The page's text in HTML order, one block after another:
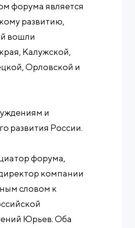
форума является
развитию,
вошли
Калужской,
Орловской и
и
развития России.
форума,
компании
словом к
Юрьев. Оба